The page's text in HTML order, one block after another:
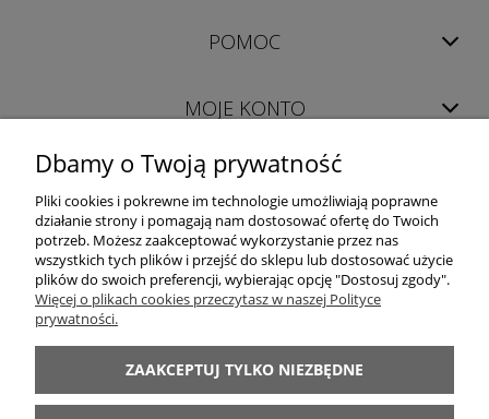
POMOC
MOJE KONTO
INFORMACJE
Internetowy Sklep Meblowy oferujący: meblościanki, komody, szafy, łóżka,
Dbamy o Twoją prywatność
Pliki cookies i pokrewne im technologie umożliwiają poprawne
działanie strony i pomagają nam dostosować ofertę do Twoich
potrzeb. Możesz zaakceptować wykorzystanie przez nas
wszystkich tych plików i przejść do sklepu lub dostosować użycie
plików do swoich preferencji, wybierając opcję "Dostosuj zgody".
Więcej o plikach cookies przeczytasz w naszej Polityce
prywatności.
ZAAKCEPTUJ TYLKO NIEZBĘDNE